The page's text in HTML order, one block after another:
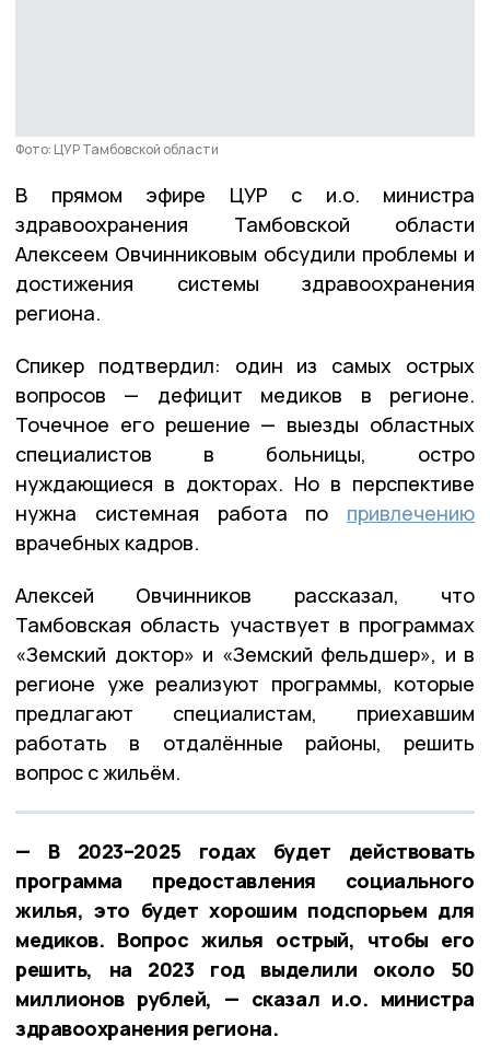
Фото: ЦУР Тамбовской области
В прямом эфире ЦУР с и.о. министра
здравоохранения Тамбовской области
Алексеем Овчинниковым обсудили проблемы и
достижения системы здравоохранения
региона.
Спикер подтвердил: один из самых острых
вопросов — дефицит медиков в регионе.
Точечное его решение — выезды областных
специалистов в больницы, остро
нуждающиеся в докторах. Но в перспективе
нужна системная работа по привлечению
врачебных кадров.
Алексей Овчинников рассказал, что
Тамбовская область участвует в программах
«Земский доктор» и «Земский фельдшер», и в
регионе уже реализуют программы, которые
предлагают специалистам, приехавшим
работать в отдалённые районы, решить
вопрос с жильём.
— В 2023–2025 годах будет действовать
программа предоставления социального
жилья, это будет хорошим подспорьем для
медиков. Вопрос жилья острый, чтобы его
решить, на 2023 год выделили около 50
миллионов рублей, — сказал и.о. министра
здравоохранения региона.